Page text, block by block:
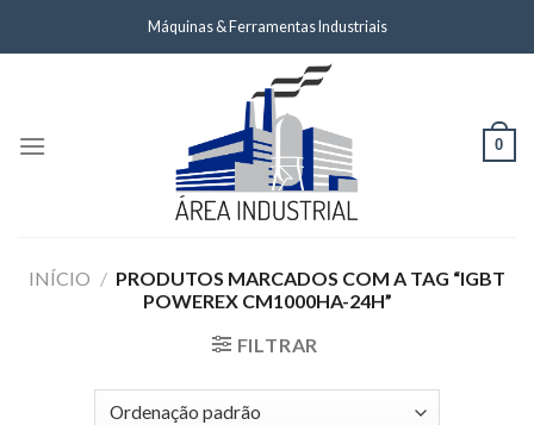
Máquinas & Ferramentas Industriais
0
INÍCIO / PRODUTOS MARCADOS COM A TAG “IGBT
POWEREX CM1000HA-24H”
FILTRAR